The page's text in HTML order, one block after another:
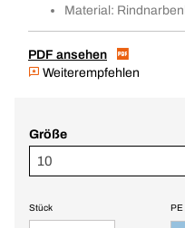
Material:
PDF ansehen
Weiterempfehlen
Größe
10
PE
Stück